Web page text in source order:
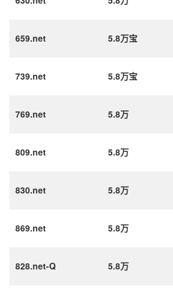
659.net 5.8万宝
739.net 5.8万宝
769.net 5.8万
809.net 5.8万
830.net 5.8万
869.net 5.8万
828.net-Q 5.8万